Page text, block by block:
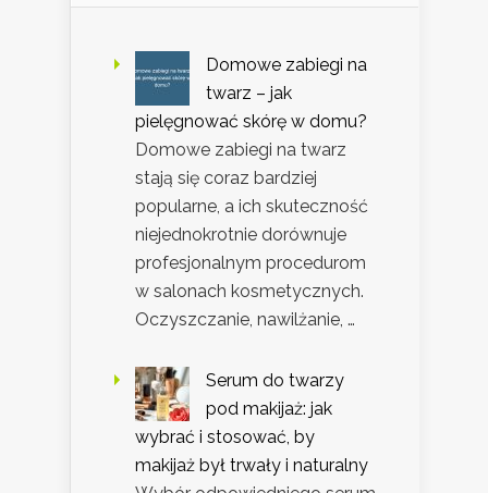
Domowe zabiegi na
twarz – jak
pielęgnować skórę w domu?
Domowe zabiegi na twarz
stają się coraz bardziej
popularne, a ich skuteczność
niejednokrotnie dorównuje
profesjonalnym procedurom
w salonach kosmetycznych.
Oczyszczanie, nawilżanie, …
Serum do twarzy
pod makijaż: jak
wybrać i stosować, by
makijaż był trwały i naturalny